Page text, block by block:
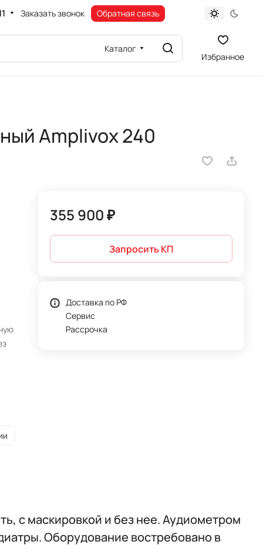
Заказать звонок Обратная связь
Каталог
Избранное
Amplivox 240
355 900 ₽
Запросить КП
Доставка по РФ
Сервис
Рассрочка
с маскировкой и без нее. Аудиометром
Оборудование востребовано в